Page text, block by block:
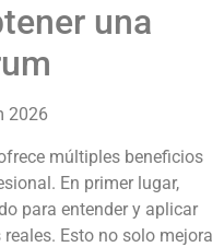
una
múltiples beneficios
En primer lugar,
para entender y aplicar
Esto no solo mejora